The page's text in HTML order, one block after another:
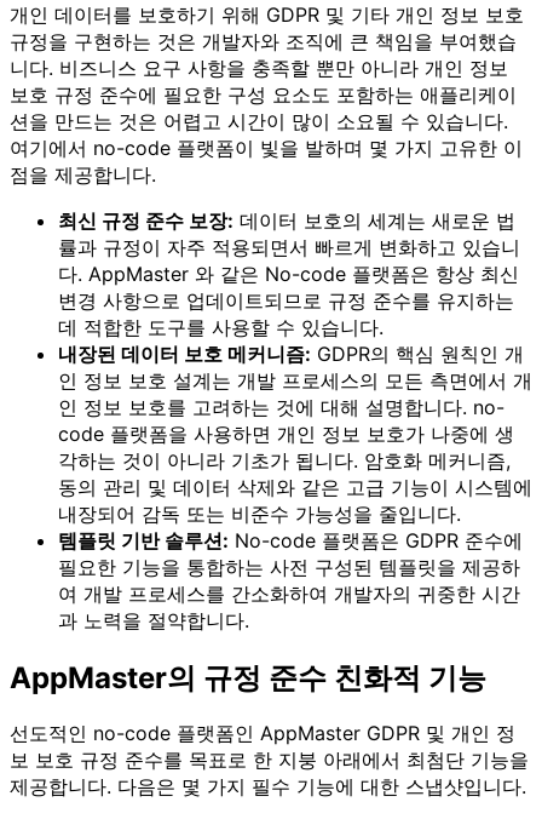
개인 데이터를 보호하기 위해 GDPR 및 기타 개인 정보 보호
규정을 구현하는 것은 개발자와 조직에 큰 책임을 부여했습
니다. 비즈니스 요구 사항을 충족할 뿐만 아니라 개인 정보
보호 규정 준수에 필요한 구성 요소도 포함하는 애플리케이
션을 만드는 것은 어렵고 시간이 많이 소요될 수 있습니다.
여기에서 no-code 플랫폼이 빛을 발하며 몇 가지 고유한 이
점을 제공합니다.
최신 규정 준수 보장: 데이터 보호의 세계는 새로운 법
률과 규정이 자주 적용되면서 빠르게 변화하고 있습니
다. AppMaster 와 같은 No-code 플랫폼은 항상 최신
변경 사항으로 업데이트되므로 규정 준수를 유지하는
데 적합한 도구를 사용할 수 있습니다.
내장된 데이터 보호 메커니즘: GDPR의 핵심 원칙인 개
인 정보 보호 설계는 개발 프로세스의 모든 측면에서 개
인 정보 보호를 고려하는 것에 대해 설명합니다. no-
code 플랫폼을 사용하면 개인 정보 보호가 나중에 생
각하는 것이 아니라 기초가 됩니다. 암호화 메커니즘,
동의 관리 및 데이터 삭제와 같은 고급 기능이 시스템에
내장되어 감독 또는 비준수 가능성을 줄입니다.
템플릿 기반 솔루션: No-code 플랫폼은 GDPR 준수에
필요한 기능을 통합하는 사전 구성된 템플릿을 제공하
여 개발 프로세스를 간소화하여 개발자의 귀중한 시간
과 노력을 절약합니다.
AppMaster의 규정 준수 친화적 기능
선도적인 no-code 플랫폼인 AppMaster GDPR 및 개인 정
보 보호 규정 준수를 목표로 한 지붕 아래에서 최첨단 기능을
제공합니다. 다음은 몇 가지 필수 기능에 대한 스냅샷입니다.